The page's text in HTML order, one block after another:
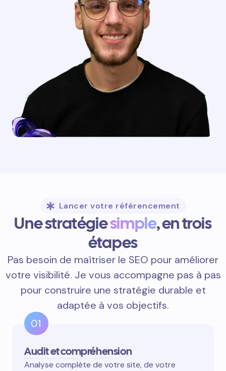
Lancer votre référencement
Une stratégiesimple, en trois
étapes
Pas besoin de maîtriser le SEO pour améliorer
votre visibilité. Je vous accompagne pas à pas
pour construire une stratégie durable et
adaptée à vos objectifs.
01
Audit et compréhension
Analyse complète de votre site, de votre